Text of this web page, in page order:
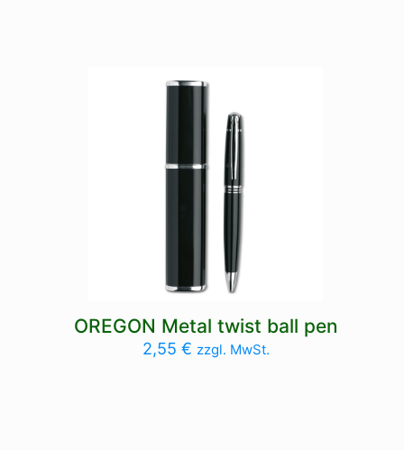
OREGON Metal twist ball pen
2,55 € zzgl. MwSt.